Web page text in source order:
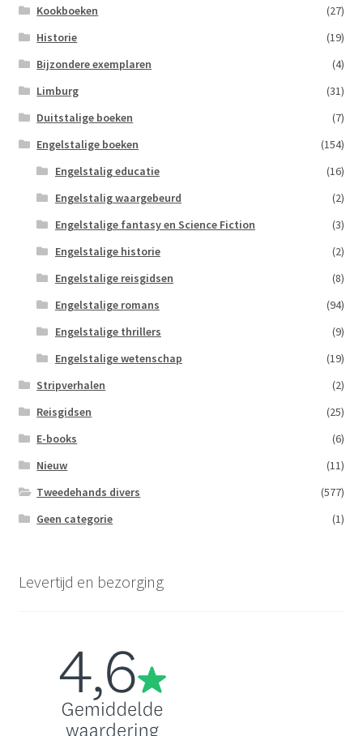
Kookboeken
(27)
Historie
(19)
Bijzondere exemplaren
(4)
Limburg
(31)
Duitstalige boeken
(7)
Engelstalige boeken
(154)
Engelstalig educatie
(16)
Engelstalig waargebeurd
(2)
Engelstalige fantasy en Science Fiction
(3)
Engelstalige historie
(2)
Engelstalige reisgidsen
(8)
Engelstalige romans
(94)
Engelstalige thrillers
(9)
Engelstalige wetenschap
(19)
Stripverhalen
(2)
Reisgidsen
(25)
E-books
(6)
Nieuw
(11)
Tweedehands divers
(577)
Geen categorie
(1)
Levertijd en bezorging